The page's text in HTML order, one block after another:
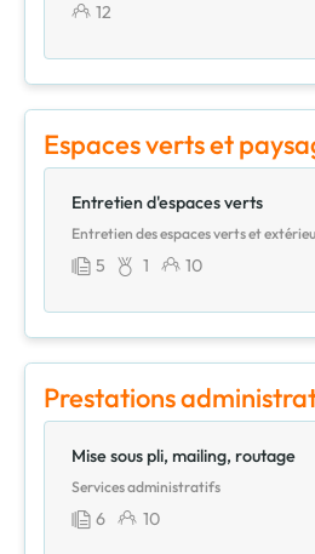
12
Espaces verts et
Entretien d'espaces verts
Entretien des espaces verts et
5 1 10
Prestations
Mise sous pli, mailing, routage
Services administratifs
6 10